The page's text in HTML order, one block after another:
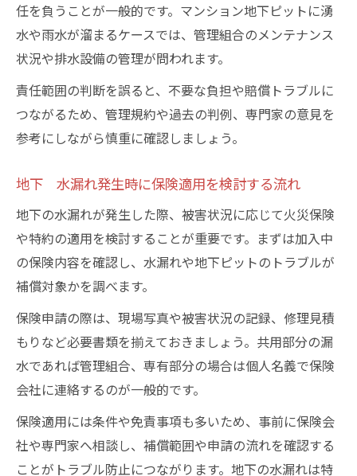
任を負うことが一般的です。マンション地下ピットに湧
水や雨水が溜まるケースでは、管理組合のメンテナンス
状況や排水設備の管理が問われます。
責任範囲の判断を誤ると、不要な負担や賠償トラブルに
つながるため、管理規約や過去の判例、専門家の意見を
参考にしながら慎重に確認しましょう。
地下 水漏れ発生時に保険適用を検討する流れ
地下の水漏れが発生した際、被害状況に応じて火災保険
や特約の適用を検討することが重要です。まずは加入中
の保険内容を確認し、水漏れや地下ピットのトラブルが
補償対象かを調べます。
保険申請の際は、現場写真や被害状況の記録、修理見積
もりなど必要書類を揃えておきましょう。共用部分の漏
水であれば管理組合、専有部分の場合は個人名義で保険
会社に連絡するのが一般的です。
保険適用には条件や免責事項も多いため、事前に保険会
社や専門家へ相談し、補償範囲や申請の流れを確認する
ことがトラブル防止につながります。地下の水漏れは特